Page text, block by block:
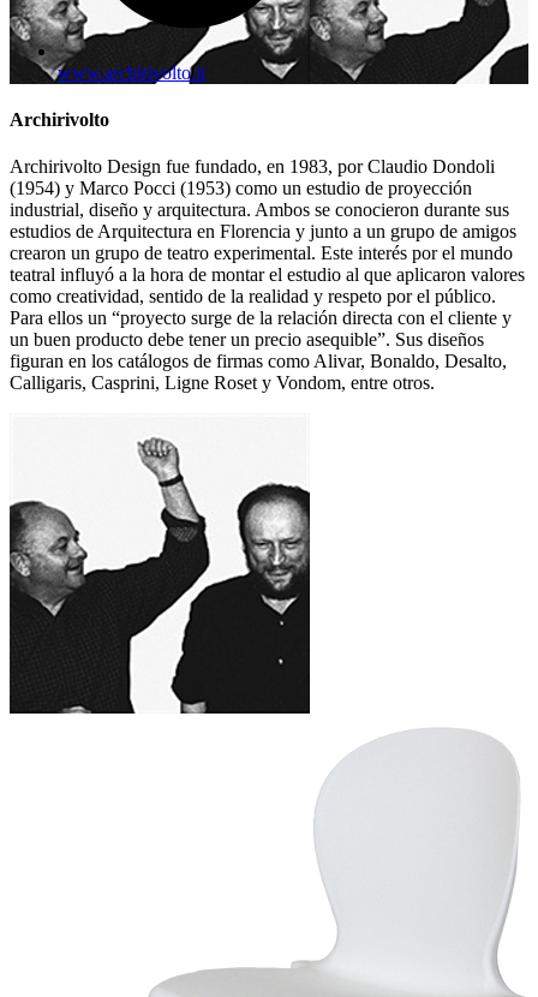
www.archirivolto.it
Archirivolto
Archirivolto Design fue fundado, en 1983, por Claudio Dondoli
(1954) y Marco Pocci (1953) como un estudio de proyección
industrial, diseño y arquitectura. Ambos se conocieron durante sus
estudios de Arquitectura en Florencia y junto a un grupo de amigos
crearon un grupo de teatro experimental. Este interés por el mundo
teatral influyó a la hora de montar el estudio al que aplicaron valores
como creatividad, sentido de la realidad y respeto por el público.
Para ellos un “proyecto surge de la relación directa con el cliente y
un buen producto debe tener un precio asequible”. Sus diseños
figuran en los catálogos de firmas como Alivar, Bonaldo, Desalto,
Calligaris, Casprini, Ligne Roset y Vondom, entre otros.